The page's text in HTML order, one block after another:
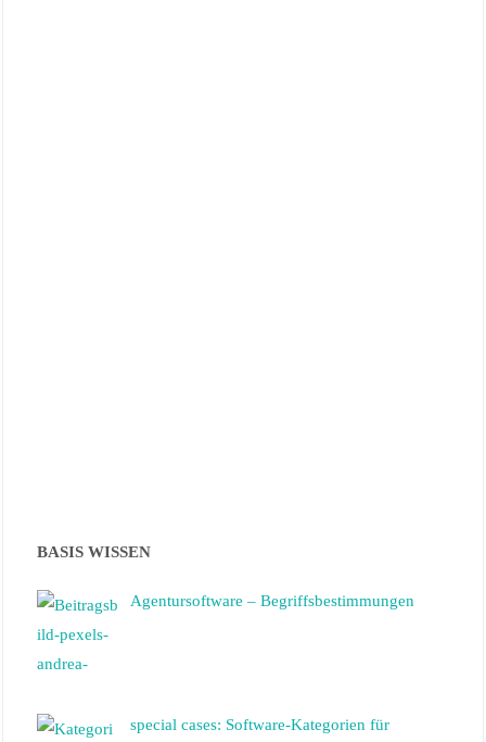
BASIS WISSEN
Agentursoftware – Begriffsbestimmungen
special cases: Software-Kategorien für